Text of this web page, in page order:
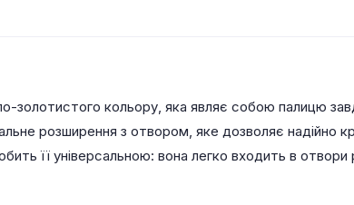
золотистого кольору, яка являє собою палицю
розширення з отвором, яке дозволяє надійно
її універсальною: вона легко входить в